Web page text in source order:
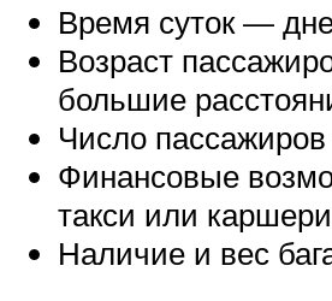
Время суток —
Возраст
большие
Число
Финансовые
такси или
Наличие и вес